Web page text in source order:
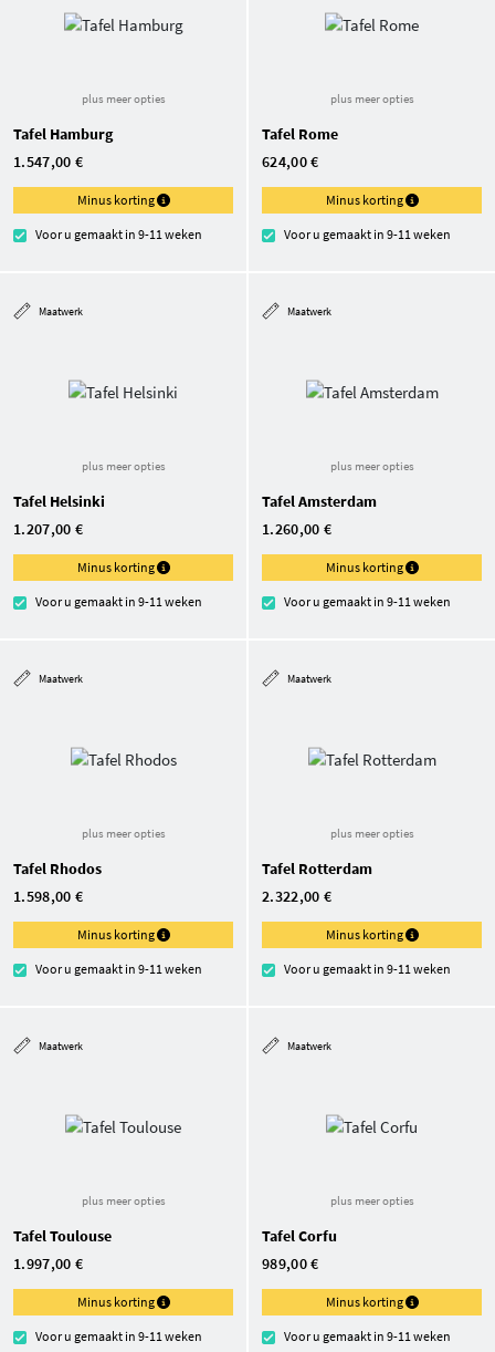
plus meer opties
Tafel Hamburg
1.547,00 €
Minus korting
Voor u gemaakt in 9-11 weken
plus meer opties
Tafel Rome
624,00 €
Minus korting
Voor u gemaakt in 9-11 weken
Maatwerk
plus meer opties
Tafel Helsinki
1.207,00 €
Minus korting
Voor u gemaakt in 9-11 weken
Maatwerk
plus meer opties
Tafel Amsterdam
1.260,00 €
Minus korting
Voor u gemaakt in 9-11 weken
Maatwerk
plus meer opties
Tafel Rhodos
1.598,00 €
Minus korting
Voor u gemaakt in 9-11 weken
Maatwerk
plus meer opties
Tafel Rotterdam
2.322,00 €
Minus korting
Voor u gemaakt in 9-11 weken
Maatwerk
plus meer opties
Tafel Toulouse
1.997,00 €
Minus korting
Voor u gemaakt in 9-11 weken
Maatwerk
plus meer opties
Tafel Corfu
989,00 €
Minus korting
Voor u gemaakt in 9-11 weken